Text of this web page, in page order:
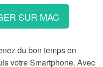
SUR MAC
du bon temps en
votre Smartphone. Avec